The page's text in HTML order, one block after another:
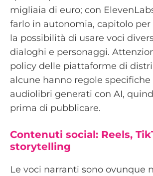
migliaia di euro; con
farlo in autonomia, capitolo per
la possibilità di usare voci
dialoghi e personaggi.
policy delle piattaforme di
alcune hanno regole specifiche
audiolibri generati con AI,
prima di pubblicare.
Contenuti social: Reels,
storytelling
Le voci narranti sono ovunque